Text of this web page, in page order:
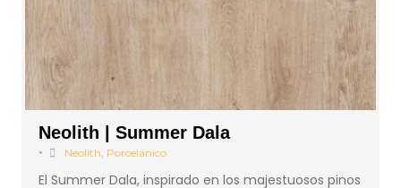
Neolith | Summer Dala
• Neolith Porcelánico
El Summer Dala, inspirado en los majestuosos pinos